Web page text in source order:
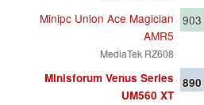
Minipc Union Ace Magician
AMR5
MediaTek RZ608
903
Minisforum Venus Series
UM560 XT
890